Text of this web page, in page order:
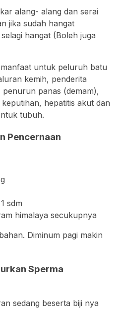
alang- alang dan serai
jika sudah hangat
hangat (Boleh juga
untuk peluruh batu
kemih, penderita
panas (demam),
hepatitis akut dan
tubuh.
Pencernaan
sdm
himalaya secukupnya
Diminum pagi makin
Sperma
sedang beserta biji nya